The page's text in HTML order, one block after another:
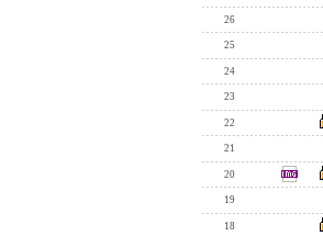
26
25
24
23
22
21
20
19
18